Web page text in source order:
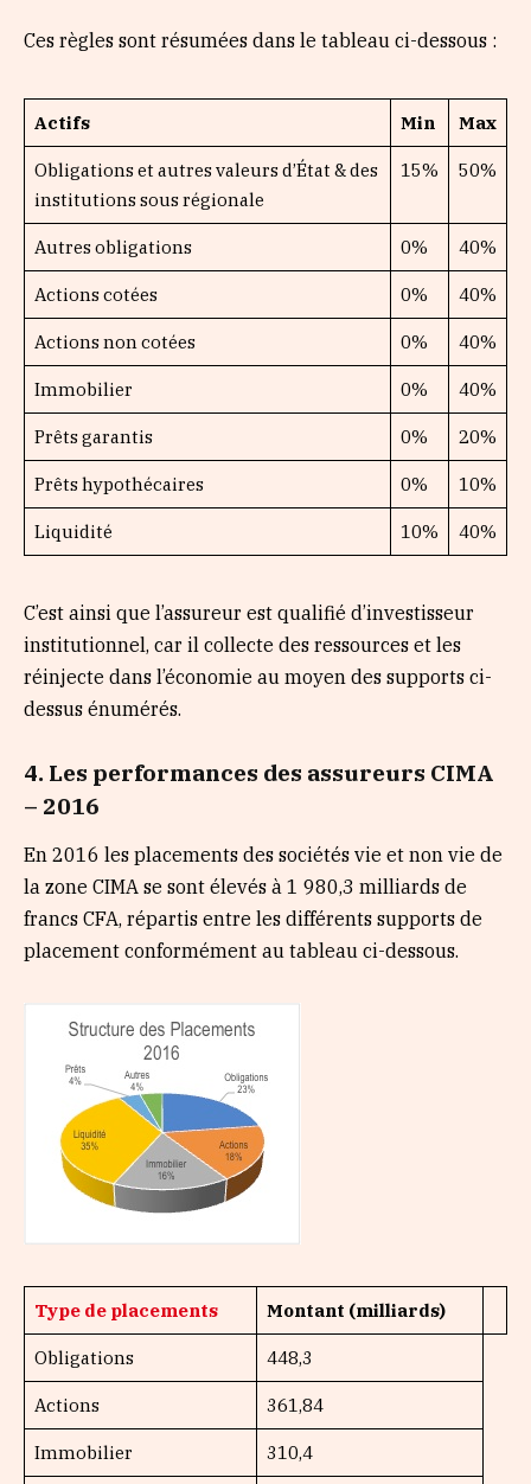
Ces règles sont résumées dans le tableau ci-dessous :
Actifs Min Max
Obligations et autres valeurs d’État & des
institutions sous régionale
15% 50%
Autres obligations 0% 40%
Actions cotées 0% 40%
Actions non cotées 0% 40%
Immobilier 0% 40%
Prêts garantis 0% 20%
Prêts hypothécaires 0% 10%
Liquidité 10% 40%
C’est ainsi que l’assureur est qualifié d’investisseur
institutionnel, car il collecte des ressources et les
réinjecte dans l’économie au moyen des supports ci-
dessus énumérés.
4. Les performances des assureurs CIMA
– 2016
En 2016 les placements des sociétés vie et non vie de
la zone CIMA se sont élevés à 1 980,3 milliards de
francs CFA, répartis entre les différents supports de
placement conformément au tableau ci-dessous.
Type de placements Montant (milliards)
Obligations 448,3
Actions 361,84
Immobilier 310,4